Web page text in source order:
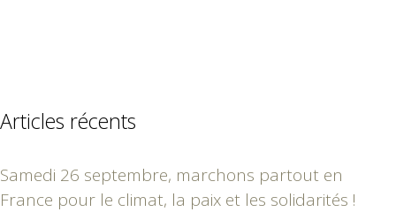
Articles récents
Samedi 26 septembre, marchons partout en
France pour le climat, la paix et les solidarités !